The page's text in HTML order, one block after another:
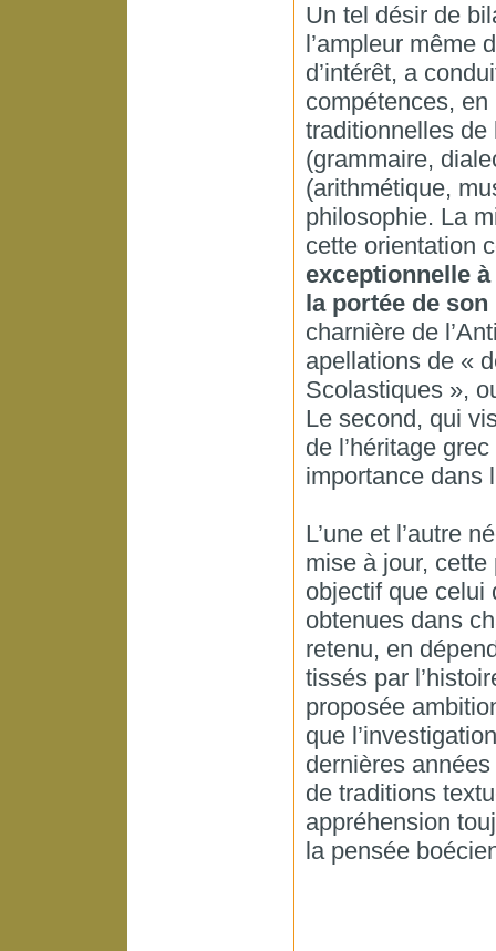
Un tel désir de
l’ampleur même
d’intérêt, a
compétences,
traditionnelles
(grammaire,
(arithmétique,
philosophie. La
cette orientation
exceptionnelle
la portée de son
charnière de
apellations de «
Scolastiques »,
Le second, qui
de l’héritage
importance dans
L’une et l’autre
mise à jour,
objectif que celui
obtenues dans
retenu, en
tissés par
proposée
que
dernières
de traditions
appréhension
la pensée